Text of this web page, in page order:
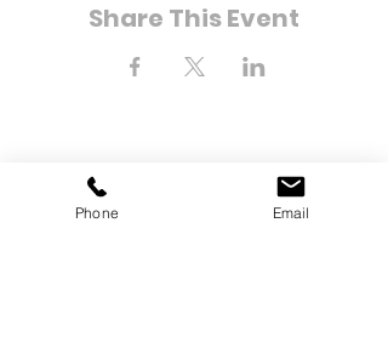
Share This Event
Phone Email